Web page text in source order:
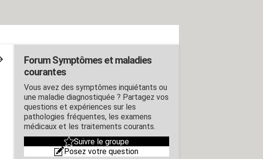
Forum Symptômes et maladies
courantes
Vous avez des symptômes inquiétants ou
une maladie diagnostiquée ? Partagez vos
questions et expériences sur les
pathologies fréquentes, les examens
médicaux et les traitements courants.
Suivre le groupe
Posez votre question